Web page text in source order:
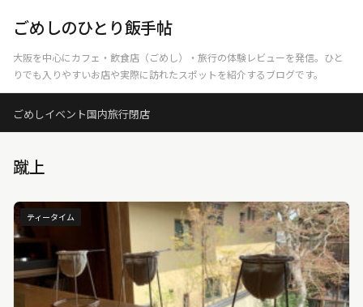
ごめしのひとり飯手帖
大阪を中心にカフェ・飲食店（ごめし）・旅行の体験レビューを発信。ひと
りでも入りやすいお店や実際に訪れたスポットを紹介するブログです。
ごめしイベント国内旅行閉店
蹴上
ティータイム